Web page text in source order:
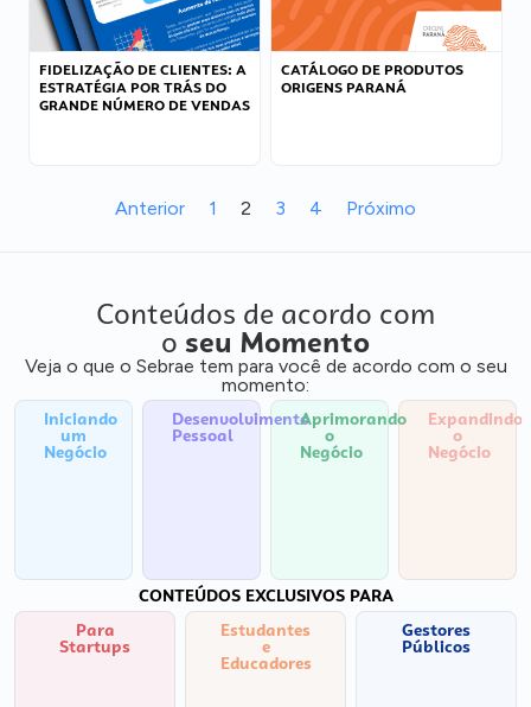
FIDELIZAÇÃO DE CLIENTES: A
ESTRATÉGIA POR TRÁS DO
GRANDE NÚMERO DE VENDAS
CATÁLOGO DE PRODUTOS
ORIGENS PARANÁ
Anterior 1 2 3 4 Próximo
Conteúdos de acordo com
o seu Momento
Veja o que o Sebrae tem para você de acordo com o seu
momento:
Iniciando
um
Negócio
Desenvolvimento
Pessoal
Aprimorando
o
Negócio
Expandindo
o
Negócio
CONTEÚDOS EXCLUSIVOS PARA
Para
Startups
Estudantes
e
Educadores
Gestores
Públicos